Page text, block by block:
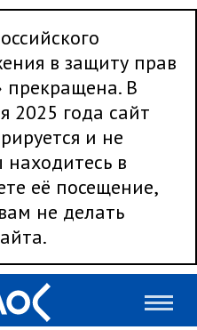
в защиту прав
прекращена. В
2025 года сайт
и не
находитесь в
её посещение,
не делать